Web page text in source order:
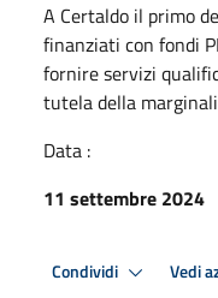
A Certaldo il primo
finanziati con fondi
fornire servizi
tutela della
Data :
11 settembre 2024
Condividi Vedi